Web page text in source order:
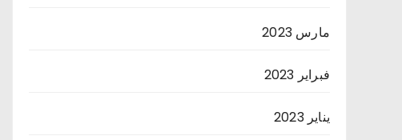
مارس 2023
فبراير 2023
يناير 2023